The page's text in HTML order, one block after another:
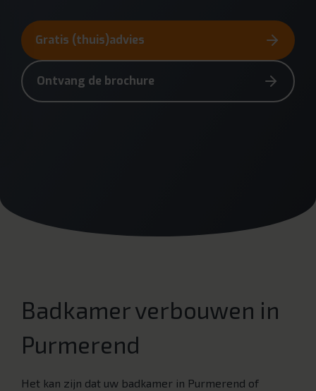
Gratis (thuis)advies
Ontvang de brochure
Badkamer verbouwen in
Purmerend
Het kan zijn dat uw badkamer in Purmerend of